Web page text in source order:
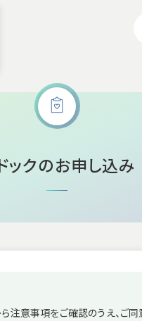
について
ックのお申し込み
注意事項をご確認のうえ、ご